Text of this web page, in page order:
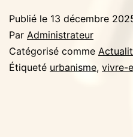
Publié le 13 décembre
Par Administrateur
Catégorisé comme
Étiqueté urbanisme, vivre-